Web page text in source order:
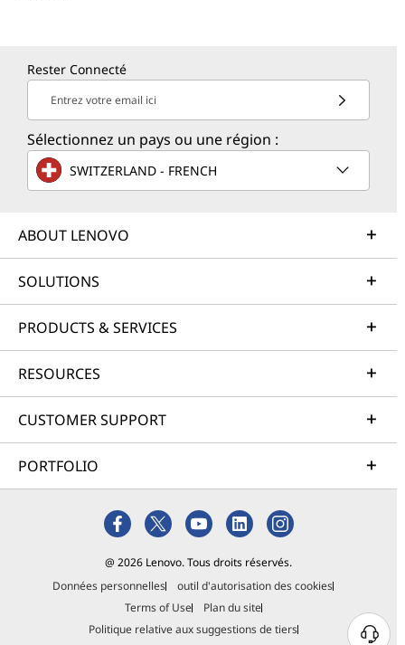
Rester Connecté
Entrez votre email ici
Sélectionnez un pays ou une région :
SWITZERLAND - FRENCH
ABOUT LENOVO
SOLUTIONS
PRODUCTS & SERVICES
RESOURCES
CUSTOMER SUPPORT
PORTFOLIO
@ 2026 Lenovo. Tous droits réservés.
Données personnelles
outil d'autorisation des cookies
Terms of Use
Plan du site
Politique relative aux suggestions de tiers